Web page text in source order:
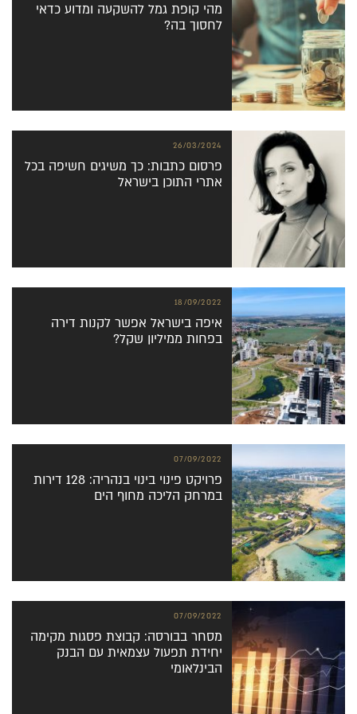
מהי קופת גמל להשקעה ומדוע כדאי
לחסוך בה?
פרסום כתבות: כך משיגים חשיפה בכל
אתרי התוכן בישראל
26/03/2024
איפה בישראל אפשר לקנות דירה
בפחות ממיליון שקל?
18/09/2022
פרויקט פינוי בינוי בנהריה: 128 דירות
במרחק הליכה מחוף הים
07/09/2022
מסחר בבורסה: קבוצת פסגות מקימה
יחידת תפעול עצמאית עם הבנק
הבינלאומי
07/09/2022